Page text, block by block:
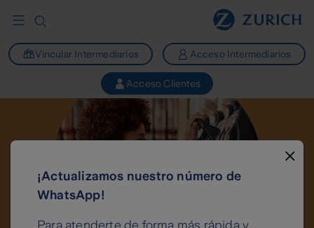
Vincular Intermediarios Acceso Intermediarios
Acceso Clientes
×
¡Actualizamos nuestro número de
WhatsApp!
Para atenderte de forma más rápida y